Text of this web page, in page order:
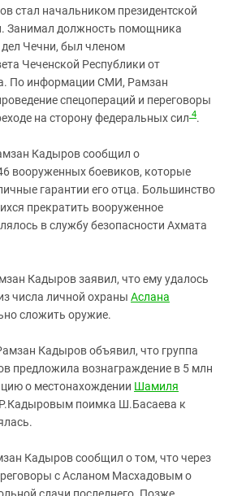
стал начальником президентской
Занимал должность помощника
Чечни, был членом
Чеченской Республики от
По информации СМИ, Рамзан
спецопераций и переговоры
на сторону федеральных сил 4.
Кадыров сообщил о
вооруженных боевиков, которые
гарантии его отца. Большинство
прекратить вооруженное
в службу безопасности Ахмата
Кадыров заявил, что ему удалось
числа личной охраны Аслана
сложить оружие.
Кадыров объявил, что группа
предложила вознаграждение в 5 млн
о местонахождении Шамиля
поимка Ш.Басаева к
Кадыров сообщил о том, что через
с Асланом Масхадовым о
сдачи последнего. Позже